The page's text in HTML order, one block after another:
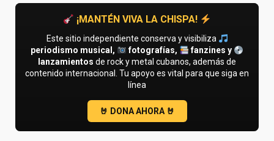
¡MANTÉN VIVA LA CHISPA!
Este sitio independiente conserva y visibiliza
periodismo musical,
fotografías,
fanzines y
lanzamientos de rock y metal cubanos, además de
contenido internacional. Tu apoyo es vital para que siga en
línea